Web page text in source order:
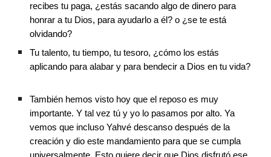
recibes tu paga, ¿estás sacando algo de dinero para
honrar a tu Dios, para ayudarlo a él? o ¿se te está
olvidando?
Tu talento, tu tiempo, tu tesoro, ¿cómo los estás
aplicando para alabar y para bendecir a Dios en tu vida?
También hemos visto hoy que el reposo es muy
importante. Y tal vez tú y yo lo pasamos por alto. Ya
vemos que incluso Yahvé descanso después de la
creación y dio este mandamiento para que se cumpla
universalmente. Esto quiere decir que Dios disfrutó ese